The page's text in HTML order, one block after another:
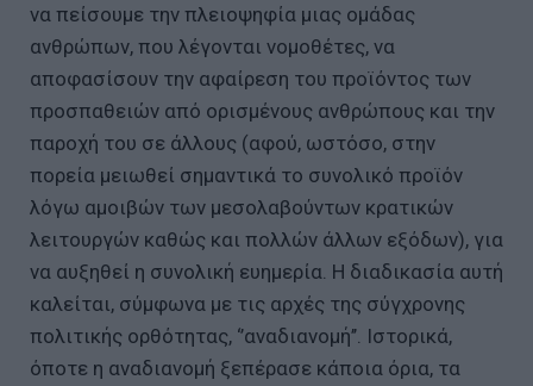
να πείσουμε την πλειοψηφία μιας ομάδας
ανθρώπων, που λέγονται νομοθέτες, να
αποφασίσουν την αφαίρεση του προϊόντος των
προσπαθειών από ορισμένους ανθρώπους και την
παροχή του σε άλλους (αφού, ωστόσο, στην
πορεία μειωθεί σημαντικά το συνολικό προϊόν
λόγω αμοιβών των μεσολαβούντων κρατικών
λειτουργών καθώς και πολλών άλλων εξόδων), για
να αυξηθεί η συνολική ευημερία. Η διαδικασία αυτή
καλείται, σύμφωνα με τις αρχές της σύγχρονης
πολιτικής ορθότητας, ‘’αναδιανομή’’. Ιστορικά,
όποτε η αναδιανομή ξεπέρασε κάποια όρια, τα